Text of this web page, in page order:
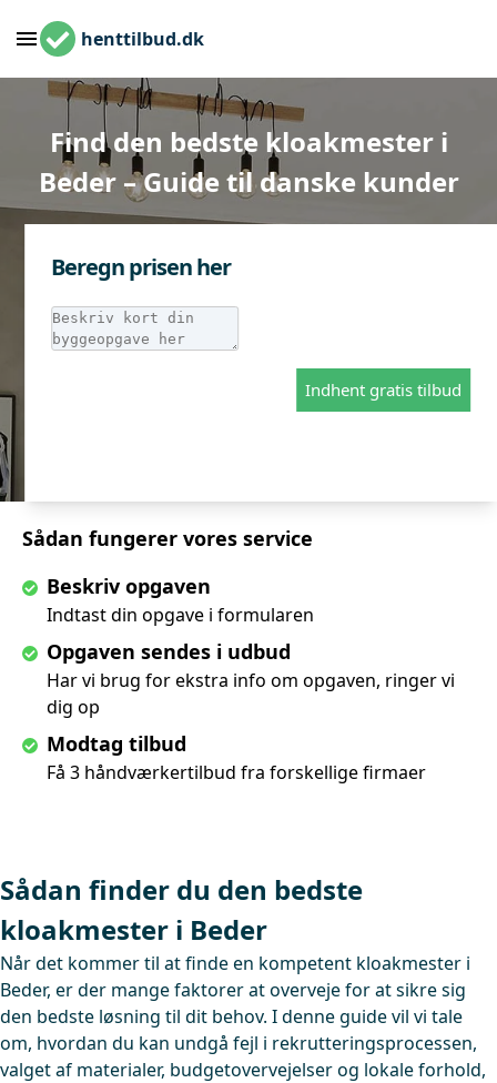
henttilbud.dk
Find den bedste kloakmester i
Beder – Guide til danske kunder
Sådan fungerer vores service
Beskriv opgaven
Indtast din opgave i formularen
Opgaven sendes i udbud
Har vi brug for ekstra info om opgaven, ringer vi
dig op
Modtag tilbud
Få 3 håndværkertilbud fra forskellige firmaer
Beregn prisen her
Indhent gratis tilbud
Sådan finder du den bedste
kloakmester i Beder
Når det kommer til at finde en kompetent kloakmester i
Beder, er der mange faktorer at overveje for at sikre sig
den bedste løsning til dit behov. I denne guide vil vi tale
om, hvordan du kan undgå fejl i rekrutteringsprocessen,
valget af materialer, budgetovervejelser og lokale forhold,